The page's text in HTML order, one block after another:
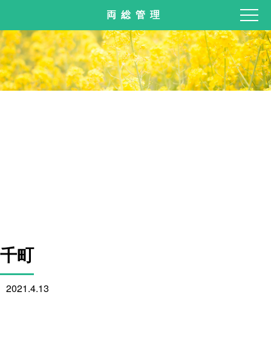
両総管理
千町
2021.4.13